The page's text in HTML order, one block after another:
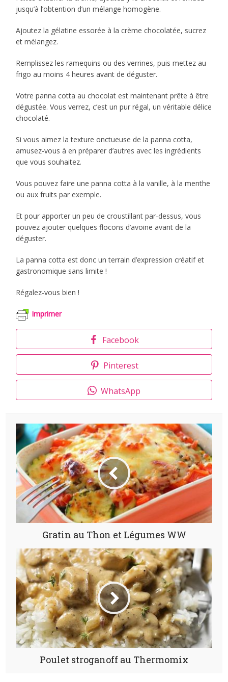
jusqu’à l’obtention d’un mélange homogène.
Ajoutez la gélatine essorée à la crème chocolatée, sucrez
et mélangez.
Remplissez les ramequins ou des verrines, puis mettez au
frigo au moins 4 heures avant de déguster.
Votre panna cotta au chocolat est maintenant prête à être
dégustée. Vous verrez, c’est un pur régal, un véritable délice
chocolaté.
Si vous aimez la texture onctueuse de la panna cotta,
amusez-vous à en préparer d’autres avec les ingrédients
que vous souhaitez.
Vous pouvez faire une panna cotta à la vanille, à la menthe
ou aux fruits par exemple.
Et pour apporter un peu de croustillant par-dessus, vous
pouvez ajouter quelques flocons d’avoine avant de la
déguster.
La panna cotta est donc un terrain d’expression créatif et
gastronomique sans limite !
Régalez-vous bien !
Imprimer
Facebook
Pinterest
WhatsApp
Gratin au Thon et Légumes WW
Poulet stroganoff au Thermomix